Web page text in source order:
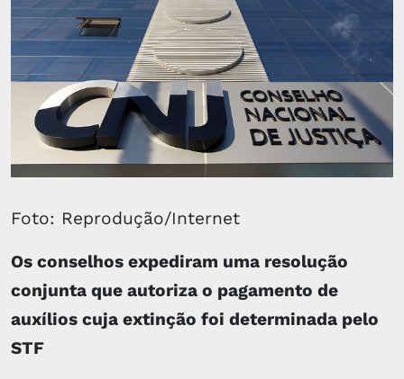
Foto: Reprodução/Internet
Os conselhos expediram uma resolução
conjunta que autoriza o pagamento de
auxílios cuja extinção foi determinada pelo
STF